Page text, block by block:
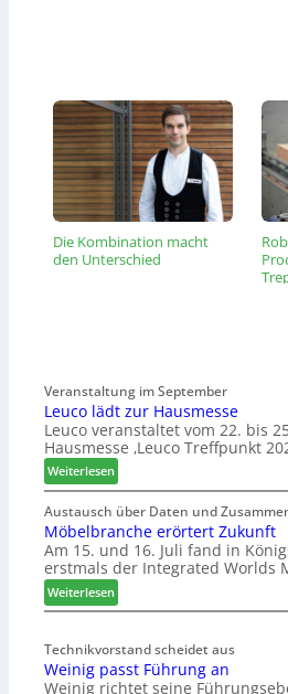
Die Kombination macht
den Unterschied
Veranstaltung im September
Leuco lädt zur Hausmesse
Leuco veranstaltet vom 22. bis
Hausmesse ‚Leuco Treffpunkt
Weiterlesen:
L
e
u
c
o
ä
t
z
u
Austausch über Daten und
Möbelbranche erörtert Zukunft
Am 15. und 16. Juli fand in
erstmals der Integrated Worlds
Weiterlesen:
M
b
e
l
Technikvorstand scheidet aus
Weinig passt Führung an
Weinig richtet seine